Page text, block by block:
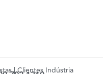
| Clientes Indústria